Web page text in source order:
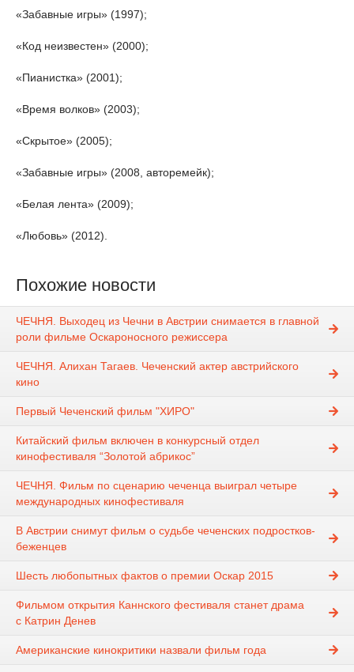
«Забавные игры» (1997);
«Код неизвестен» (2000);
«Пианистка» (2001);
«Время волков» (2003);
«Скрытое» (2005);
«Забавные игры» (2008, авторемейк);
«Белая лента» (2009);
«Любовь» (2012).
Похожие новости
ЧЕЧНЯ. Выходец из Чечни в Австрии снимается в главной
роли фильме Оскароносного режиссера
ЧЕЧНЯ. Алихан Тагаев. Чеченский актер австрийского
кино
Первый Чеченский фильм "ХИРО"
Китайский фильм включен в конкурсный отдел
кинофестиваля “Золотой абрикос”
ЧЕЧНЯ. Фильм по сценарию чеченца выиграл четыре
международных кинофестиваля
В Австрии снимут фильм о судьбе чеченских подростков-
беженцев
Шесть любопытных фактов о премии Оскар 2015
Фильмом открытия Каннского фестиваля станет драма
с Катрин Денев
Американские кинокритики назвали фильм года